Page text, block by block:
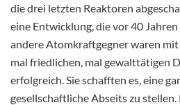
die drei letzten Reaktoren
eine Entwicklung, die vor 40
andere Atomkraftgegner waren
mal friedlichen, mal gewalttätigen
erfolgreich. Sie schafften es, eine
gesellschaftliche Abseits zu